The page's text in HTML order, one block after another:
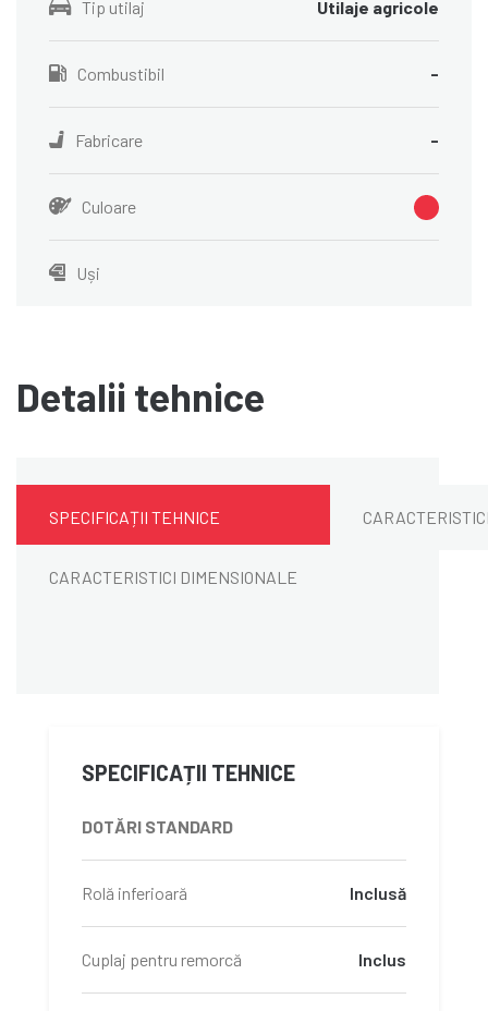
Tip utilaj Utilaje agricole
Combustibil -
Fabricare -
Culoare
Uși
Detalii tehnice
SPECIFICAȚII TEHNICE
CARACTERISTICI DIMENSIONALE
SPECIFICAȚII TEHNICE
DOTĂRI STANDARD
Rolă inferioară Inclusă
Cuplaj pentru remorcă Inclus